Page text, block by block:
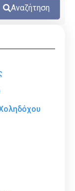
Αναζήτηση